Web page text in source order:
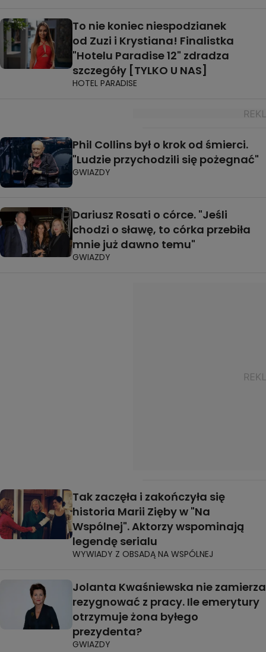
To nie koniec niespodzianek
od Zuzi i Krystiana! Finalistka
"Hotelu Paradise 12" zdradza
szczegóły [TYLKO U NAS]
HOTEL PARADISE
Phil Collins był o krok od śmierci.
"Ludzie przychodzili się pożegnać"
GWIAZDY
Dariusz Rosati o córce. "Jeśli
chodzi o sławę, to córka przebiła
mnie już dawno temu"
GWIAZDY
Tak zaczęła i zakończyła się
historia Marii Zięby w "Na
Wspólnej". Aktorzy wspominają
legendę serialu
WYWIADY Z OBSADĄ NA WSPÓLNEJ
Jolanta Kwaśniewska nie zamierza
rezygnować z pracy. Ile emerytury
otrzymuje żona byłego
prezydenta?
GWIAZDY